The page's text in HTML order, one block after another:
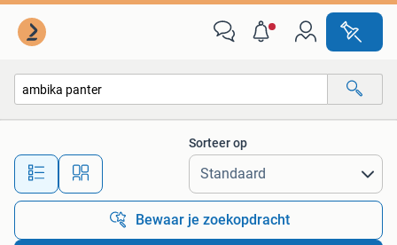
Alle afstanden…
Sorteer op
Bewaar je zoekopdracht